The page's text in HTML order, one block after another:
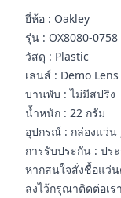
ยี่ห้อ : Oakley
รุ่น : OX8080-
วัสดุ : Plastic
เลนส์ : Demo Lens
บานพับ : ไม่มีสปริง
น้ำหนัก : 22 กรัม
อุปกรณ์ : กล่องแว่น
การรับประกัน : ปร
หากสนใจสั่งชื้อแว่
ลงไว้กรุณาติดต่อเรา